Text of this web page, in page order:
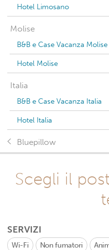
Hotel Limosano
Molise
B&B e Case Vacanza Molise
Hotel Molise
Italia
B&B e Case Vacanza Italia
Hotel Italia
Bluepillow
Scegli il
SERVIZI
Wi-Fi Non fumatori